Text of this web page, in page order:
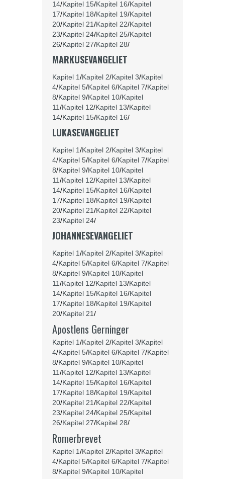
14/Kapitel 15/Kapitel 16/Kapitel
17/Kapitel 18/Kapitel 19/Kapitel
20/Kapitel 21/Kapitel 22/Kapitel
23/Kapitel 24/Kapitel 25/Kapitel
26/Kapitel 27/Kapitel 28/
MARKUSEVANGELIET
Kapitel 1/Kapitel 2/Kapitel 3/Kapitel
4/Kapitel 5/Kapitel 6/Kapitel 7/Kapitel
8/Kapitel 9/Kapitel 10/Kapitel
11/Kapitel 12/Kapitel 13/Kapitel
14/Kapitel 15/Kapitel 16/
LUKASEVANGELIET
Kapitel 1/Kapitel 2/Kapitel 3/Kapitel
4/Kapitel 5/Kapitel 6/Kapitel 7/Kapitel
8/Kapitel 9/Kapitel 10/Kapitel
11/Kapitel 12/Kapitel 13/Kapitel
14/Kapitel 15/Kapitel 16/Kapitel
17/Kapitel 18/Kapitel 19/Kapitel
20/Kapitel 21/Kapitel 22/Kapitel
23/Kapitel 24/
JOHANNESEVANGELIET
Kapitel 1/Kapitel 2/Kapitel 3/Kapitel
4/Kapitel 5/Kapitel 6/Kapitel 7/Kapitel
8/Kapitel 9/Kapitel 10/Kapitel
11/Kapitel 12/Kapitel 13/Kapitel
14/Kapitel 15/Kapitel 16/Kapitel
17/Kapitel 18/Kapitel 19/Kapitel
20/Kapitel 21/
Apostlens Gerninger
Kapitel 1/Kapitel 2/Kapitel 3/Kapitel
4/Kapitel 5/Kapitel 6/Kapitel 7/Kapitel
8/Kapitel 9/Kapitel 10/Kapitel
11/Kapitel 12/Kapitel 13/Kapitel
14/Kapitel 15/Kapitel 16/Kapitel
17/Kapitel 18/Kapitel 19/Kapitel
20/Kapitel 21/Kapitel 22/Kapitel
23/Kapitel 24/Kapitel 25/Kapitel
26/Kapitel 27/Kapitel 28/
Romerbrevet
Kapitel 1/Kapitel 2/Kapitel 3/Kapitel
4/Kapitel 5/Kapitel 6/Kapitel 7/Kapitel
8/Kapitel 9/Kapitel 10/Kapitel